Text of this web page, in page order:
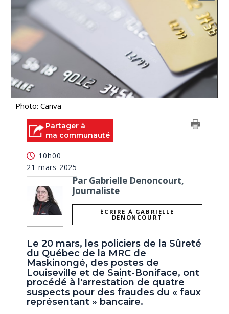
Photo: Canva
Partager à
ma communauté
10h00
21 mars 2025
Par Gabrielle Denoncourt,
Journaliste
ÉCRIRE À GABRIELLE
DENONCOURT
Le 20 mars, les policiers de la Sûreté
du Québec de la MRC de
Maskinongé, des postes de
Louiseville et de Saint-Boniface, ont
procédé à l'arrestation de quatre
suspects pour des fraudes du « faux
représentant » bancaire.